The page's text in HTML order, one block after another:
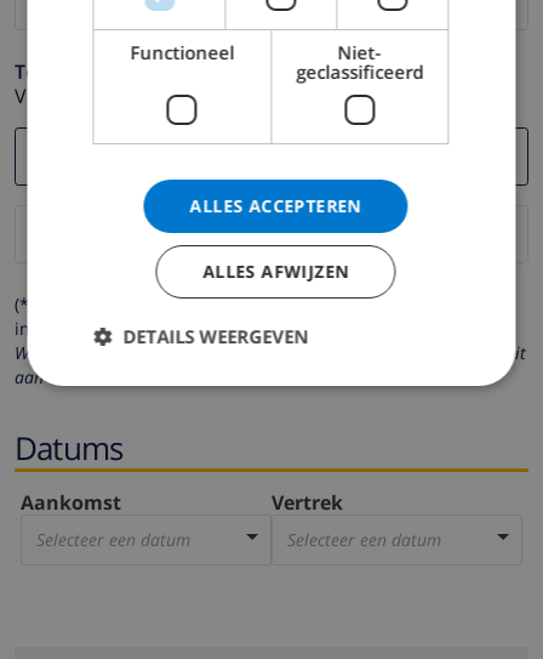
Telefoonnummer *
Voor het geval dat uw e-mail adres niet correct werkt.
(* de velden met een sterretje moeten verplicht worden
ingevuld )
Wij respecteren uw privacy. Uw persoonlijke gegevens worden nooit
aan derden verstrekt.
Datums
Aankomst
Selecteer een datum
Vertrek
Selecteer een datum
NORWEGIAN
Functioneel
Niet-
geclassificeerd
ALLES ACCEPTEREN
ALLES AFWIJZEN
DETAILS WEERGEVEN